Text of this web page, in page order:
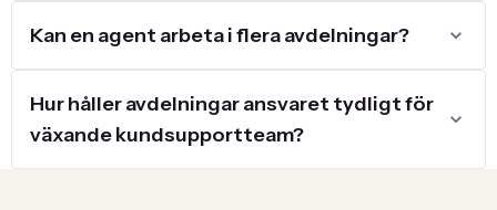
Kan en agent arbeta i flera avdelningar?
Hur håller avdelningar ansvaret tydligt för
växande kundsupportteam?